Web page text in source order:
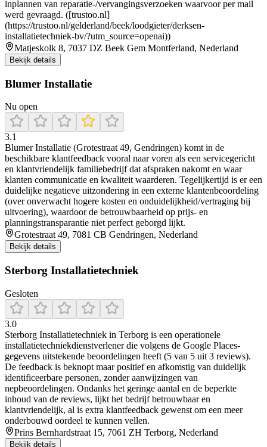
inplannen van reparatie-/vervangingsverzoeken waarvoor per mail
werd gevraagd. ([trustoo.nl]
(https://trustoo.nl/gelderland/beek/loodgieter/derksen-
installatietechniek-bv/?utm_source=openai))
Matjeskolk 8, 7037 DZ Beek Gem Montferland, Nederland
Bekijk details
Blumer Installatie
Nu open
3.1
Blumer Installatie (Grotestraat 49, Gendringen) komt in de
beschikbare klantfeedback vooral naar voren als een servicegericht
en klantvriendelijk familiebedrijf dat afspraken nakomt en waar
klanten communicatie en kwaliteit waarderen. Tegelijkertijd is er een
duidelijke negatieve uitzondering in een externe klantenbeoordeling
(over onverwacht hogere kosten en onduidelijkheid/vertraging bij
uitvoering), waardoor de betrouwbaarheid op prijs- en
planningstransparantie niet perfect geborgd lijkt.
Grotestraat 49, 7081 CB Gendringen, Nederland
Bekijk details
Sterborg Installatietechniek
Gesloten
3.0
Sterborg Installatietechniek in Terborg is een operationele
installatietechniekdienstverlener die volgens de Google Places-
gegevens uitstekende beoordelingen heeft (5 van 5 uit 3 reviews).
De feedback is beknopt maar positief en afkomstig van duidelijk
identificeerbare personen, zonder aanwijzingen van
nepbeoordelingen. Ondanks het geringe aantal en de beperkte
inhoud van de reviews, lijkt het bedrijf betrouwbaar en
klantvriendelijk, al is extra klantfeedback gewenst om een meer
onderbouwd oordeel te kunnen vellen.
Prins Bernhardstraat 15, 7061 ZH Terborg, Nederland
Bekijk details